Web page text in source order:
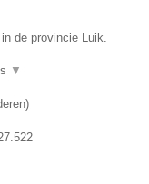
de provincie Luik.
▼
)